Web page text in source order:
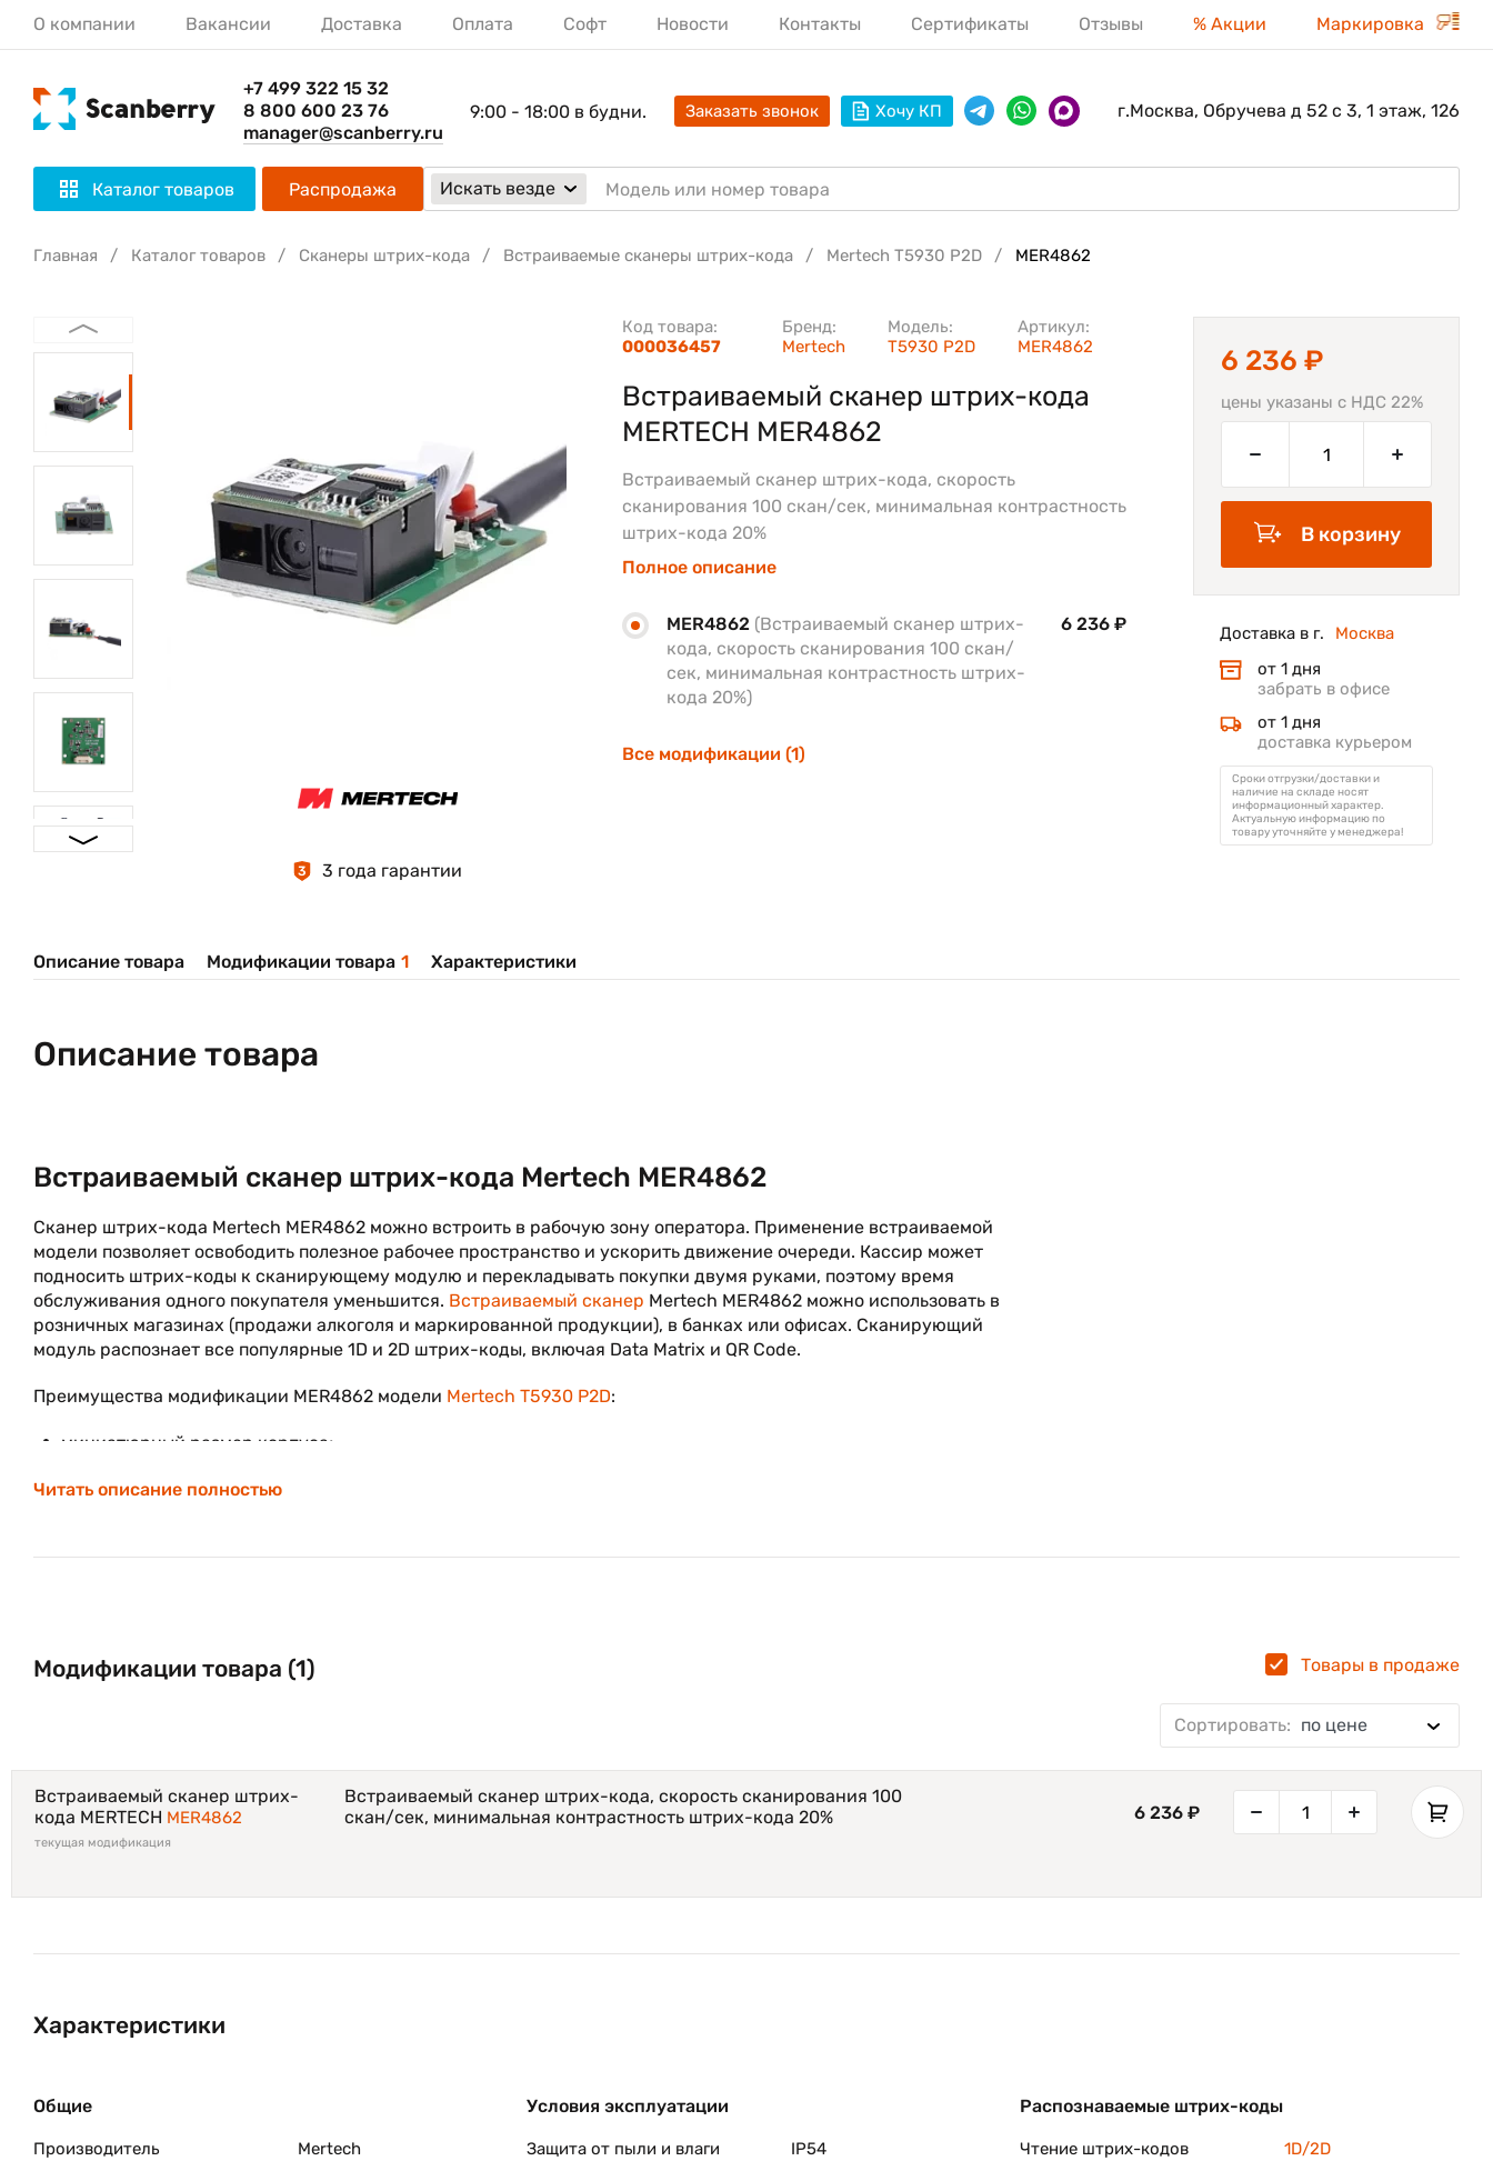
О компании Вакансии Доставка Оплата Софт Новости Контакты Сертификаты Отзывы % Акции Маркировка
+7 499 322 15 32
8 800 600 23 76
manager@scanberry.ru
9:00 - 18:00 в будни. Заказать звонок Хочу КП г.Москва, Обручева д 52 с 3, 1 этаж, 126
Каталог товаров Распродажа Искать везде
Главная Каталог товаров Сканеры штрих-кода Встраиваемые сканеры штрих-кода Mertech T5930 P2D MER4862
3 3 года гарантии
Бренд:
Mertech
Модель:
T5930 P2D
Код товара:
000036457
Артикул:
MER4862
Встраиваемый сканер штрих-кода
MERTECH MER4862
Встраиваемый сканер штрих-кода, скорость
сканирования 100 скан/сек, минимальная контрастность
штрих-кода 20%
Полное описание
MER4862 (Встраиваемый сканер штрих-
кода, скорость сканирования 100 скан/
сек, минимальная контрастность штрих-
кода 20%)
6 236 ₽
Все модификации (1)
6 236 ₽
цены указаны с НДС 22%
В корзину
Доставка в г.
Москва
от 1 дня
забрать в офисе
от 1 дня
доставка курьером
Сроки отгрузки/доставки и
наличие на складе носят
информационный характер.
Актуальную информацию по
товару уточняйте у менеджера!
Описание товара Модификации товара 1 Характеристики
Описание товара
Встраиваемый сканер штрих-кода Mertech MER4862
Сканер штрих-кода Mertech MER4862 можно встроить в рабочую зону оператора. Применение встраиваемой
модели позволяет освободить полезное рабочее пространство и ускорить движение очереди. Кассир может
подносить штрих-коды к сканирующему модулю и перекладывать покупки двумя руками, поэтому время
обслуживания одного покупателя уменьшится. Встраиваемый сканер Mertech MER4862 можно использовать в
розничных магазинах (продажи алкоголя и маркированной продукции), в банках или офисах. Сканирующий
модуль распознает все популярные 1D и 2D штрих-коды, включая Data Matrix и QR Code.
Преимущества модификации MER4862 модели Mertech T5930 P2D:
миниатюрный размер корпуса;
технология сканирования SUPERLEAD;
дальность распознавания кодов до 370 мм;
1 млн. срабатываний триггера без поломок.
Читать описание полностью
Модификации товара (1) Товары в продаже
Сортировать: по цене
Встраиваемый сканер штрих-
кода MERTECH MER4862
текущая модификация
Встраиваемый сканер штрих-кода, скорость сканирования 100
скан/сек, минимальная контрастность штрих-кода 20%
6 236 ₽
Характеристики
Общие
Производитель
Mertech
Условия эксплуатации
Защита от пыли и влаги
IP54
Распознаваемые штрих-коды
Чтение штрих-кодов
1D/2D